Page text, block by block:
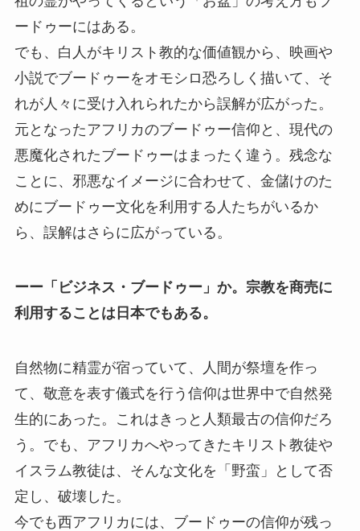
ードゥーにはある。
でも、白人がキリスト教的な価値観から、映画や
小説でブードゥーをオモシロ恐ろしく描いて、そ
れが人々に受け入れられたから誤解が広がった。
元となったアフリカのブードゥー信仰と、現代の
悪魔化されたブードゥーはまったく違う。残念な
ことに、邪悪なイメージに合わせて、金儲けのた
めにブードゥー文化を利用する人たちがいるか
ら、誤解はさらに広がっている。
ーー「ビジネス・ブードゥー」か。宗教を商売に
利用することは日本でもある。
自然物に精霊が宿っていて、人間が祭壇を作っ
て、敬意を表す儀式を行う信仰は世界中で自然発
生的にあった。これはきっと人類最古の信仰だろ
う。でも、アフリカへやってきたキリスト教徒や
イスラム教徒は、そんな文化を「野蛮」として否
定し、破壊した。
今でも西アフリカには、ブードゥーの信仰が残っ